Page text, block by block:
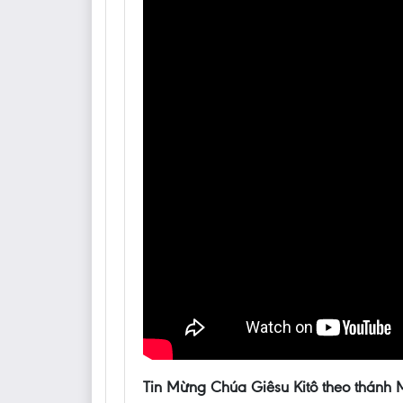
Tin Mừng Chúa Giêsu Kitô theo thánh